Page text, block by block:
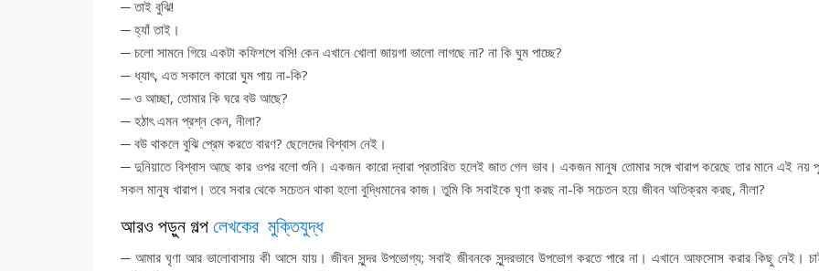
─ তাই বুঝি!
─ হ্যাঁ তাই।
─ চলো সামনে গিয়ে একটা কফিশপে বসি! কেন এখানে খোলা জায়গা ভালো লাগছে না? না কি ঘুম পাচ্ছে?
─ ধ্যাৎ, এত সকালে কারো ঘুম পায় না-কি?
─ ও আচ্ছা, তোমার কি ঘরে বউ আছে?
─ হঠাৎ এমন প্রশ্ন কেন, নীলা?
─ বউ থাকলে বুঝি প্রেম করতে বারণ? ছেলেদের বিশ্বাস নেই।
─ দুনিয়াতে বিশ্বাস আছে কার ওপর বলো শুনি। একজন কারো দ্বারা প্রতারিত হলেই জাত গেল ভাব। একজন মানুষ তোমার সঙ্গে খারাপ করেছে তার মানে এই নয়
সকল মানুষ খারাপ। তবে সবার থেকে সচেতন থাকা হলো বুদ্ধিমানের কাজ। তুমি কি সবাইকে ঘৃণা করছ না-কি সচেতন হয়ে জীবন অতিক্রম করছ, নীলা?
আরও পড়ুন গল্পলেখকের মুক্তিযুদ্ধ
─ আমার ঘৃণা আর ভালোবাসায় কী আসে যায়। জীবন সুন্দর উপভোগ্য; সবাই জীবনকে সুন্দরভাবে উপভোগ করতে পারে না। এখানে আফসোস করার কিছু নেই।